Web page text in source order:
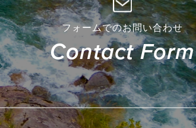
フォームでのお問い合わせ
Contact Form